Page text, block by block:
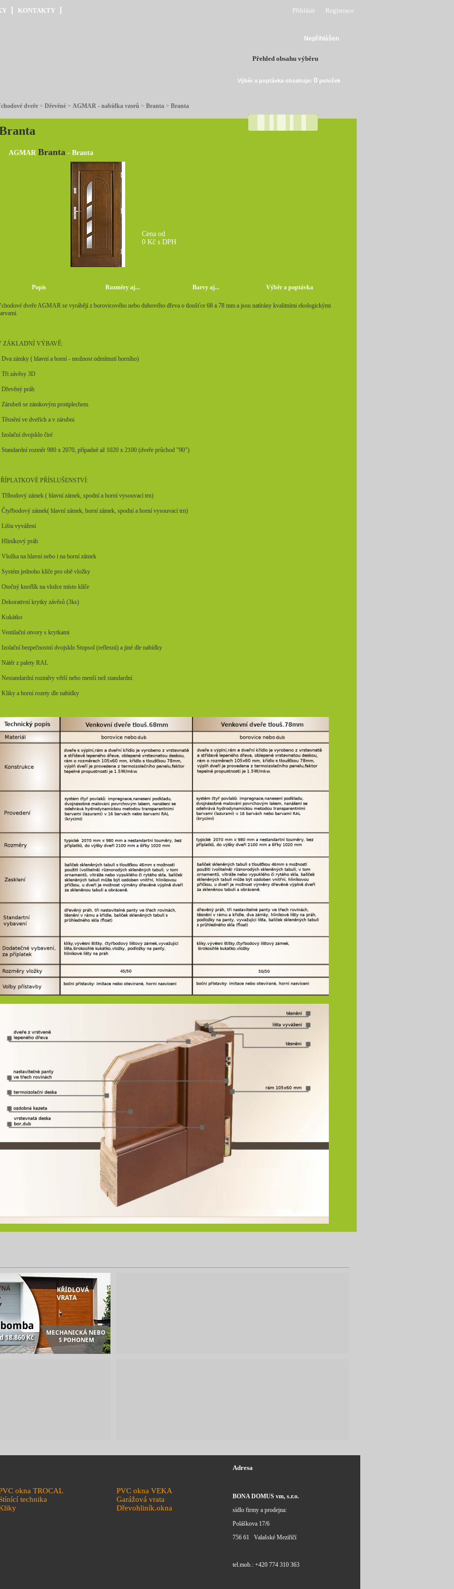
KONTAKTY Přihlásit Registrace
Nepřihlášen
Přehled obsahu výběru
Výběr a poptávka obsahuje: 0 položek
dveře > Dřevěné > AGMAR - nabídka vzorů > Branta > Branta
AGMAR Branta - Branta
Cena od
0 Kč s DPH
Popis Rozměry aj... Barvy aj... Výběr a poptávka
dveře AGMAR se vyrábějí z borovicového nebo dubového dřeva o tloušťce 68 a 78 mm a jsou natírány kvalitními ekologickými
ZÁKLADNÍ VÝBAVĚ:
zámky ( hlavní a horní - možnost odmítnutí horního)
závěsy 3D
práh
se zámkovým protiplechem
ve dveřích a v zárubni
dvojsklo čiré
rozměr 980 x 2070, případně až 1020 x 2100 (dveře průchod "90")
PŘÍSLUŠENSTVÍ:
zámek ( hlavní zámek, spodní a horní vysouvací trn)
zámek( hlavní zámek, horní zámek, spodní a horní vysouvací trn)
vyvážení
práh
na hlavní nebo i na horní zámek
jednoho klíče pro obě vložky
knoflík na vložce místo klíče
krytky závěsů (3ks)
otvory s krytkami
bezpečnostní dvojsklo Stopsol (reflexní) a jiné dle nabídky
z palety RAL
rozměry větší nebo menší než standardní
a horní rozety dle nabídky
Adresa
okna TROCAL
PVC okna VEKA
technika
Garážová vrata
Dřevohliník.okna
BONA DOMUS vm, s.r.o.
sídlo firmy a prodejna:
Poláškova 17/6
756 61 Valašské Meziříčí
tel.mob.: +420 774 310 363